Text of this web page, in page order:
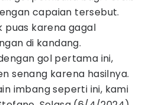
capaian tersebut.
puas karena gagal
di kandang.
gol pertama ini,
senang karena hasilnya.
imbang seperti ini, kami